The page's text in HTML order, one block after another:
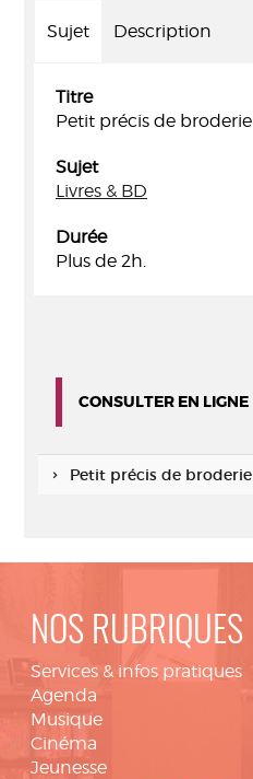
Sujet Description
Titre
Petit précis de broderie
Sujet
Livres & BD
Durée
Plus de 2h.
CONSULTER EN LIGNE
Petit précis de broderie
NOS RUBRIQUES
Services & infos pratiques
Agenda
Musique
Cinéma
Jeunesse